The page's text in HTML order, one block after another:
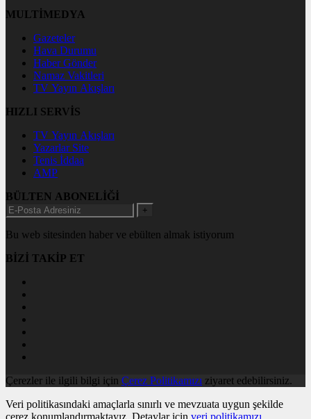
MULTİMEDYA
Gazeteler
Hava Durumu
Haber Gönder
Namaz Vakitleri
TV Yayın Akışları
HIZLI SERVİS
TV Yayın Akışları
Yazarlar Site
Tenis İddaa
AMP
BÜLTEN ABONELİĞİ
+
Bu web sitesinden haber ve ebülten almak istiyorum
BİZİ TAKİP ET
Çerezler ile ilgili bilgi için Çerez Politikamızı ziyaret edebilirsiniz.
Veri politikasındaki amaçlarla sınırlı ve mevzuata uygun şekilde
çerez konumlandırmaktayız. Detaylar için veri politikamızı